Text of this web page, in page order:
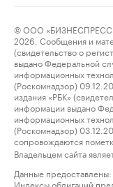
© ООО
2026. Сообщения и
(свидетельство о
выдано Федеральной
информационных
(Роскомнадзор)
издания «РБК»
информации выдано
информационных
(Роскомнадзор)
сопровождаются
Владельцем сайта
Данные предоставлены:
Индексы облигаций